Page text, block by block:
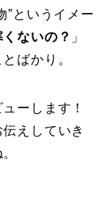
”というイメー
くないの？ 」
ばかり。
ーします！
えしていき